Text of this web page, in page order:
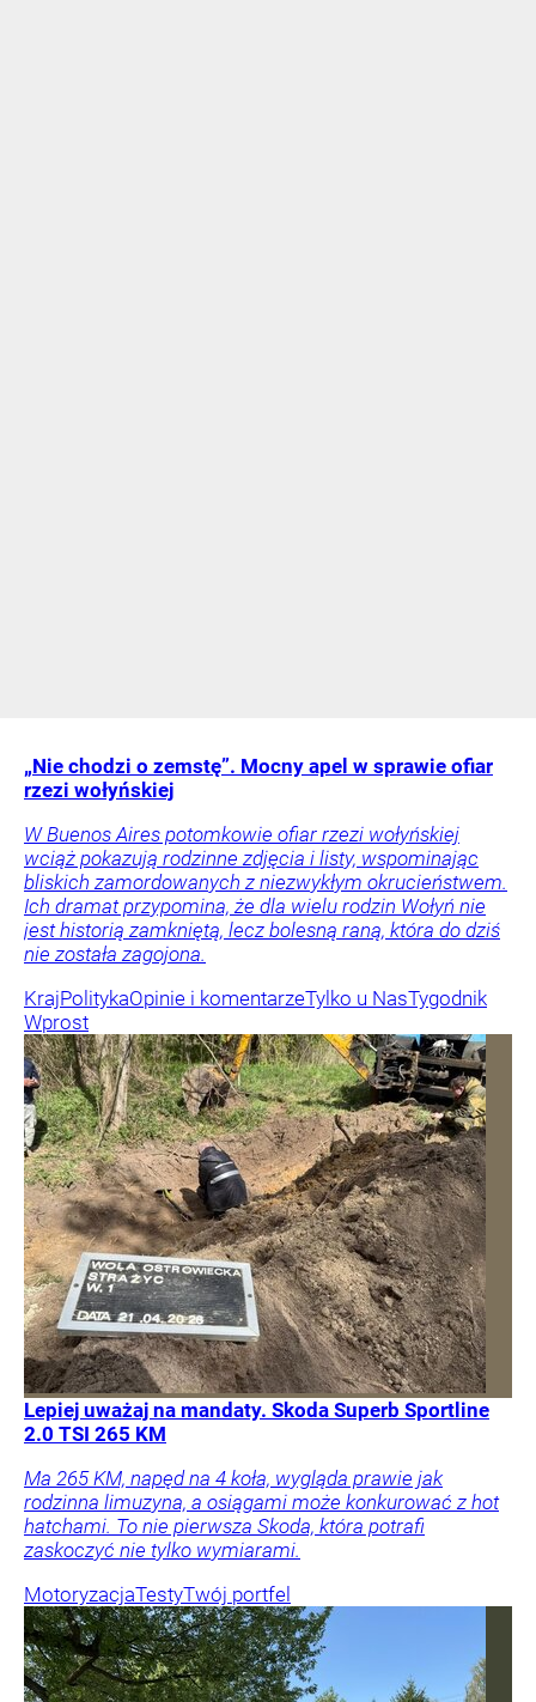
„Nie chodzi o zemstę”. Mocny apel w sprawie ofiar
rzezi wołyńskiej
W Buenos Aires potomkowie ofiar rzezi wołyńskiej
wciąż pokazują rodzinne zdjęcia i listy, wspominając
bliskich zamordowanych z niezwykłym okrucieństwem.
Ich dramat przypomina, że dla wielu rodzin Wołyń nie
jest historią zamkniętą, lecz bolesną raną, która do dziś
nie została zagojona.
KrajPolitykaOpinie i komentarzeTylko u NasTygodnik
Wprost
Lepiej uważaj na mandaty. Skoda Superb Sportline
2.0 TSI 265 KM
Ma 265 KM, napęd na 4 koła, wygląda prawie jak
rodzinna limuzyna, a osiągami może konkurować z hot
hatchami. To nie pierwsza Skoda, która potrafi
zaskoczyć nie tylko wymiarami.
MotoryzacjaTestyTwój portfel